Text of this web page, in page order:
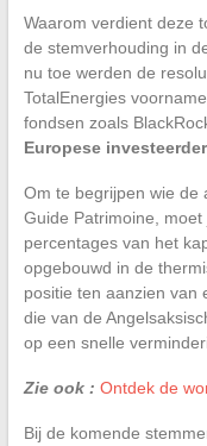
Waarom verdient deze
de stemverhouding in
nu toe werden de
TotalEnergies
fondsen zoals
Europese
Om te begrijpen wie de
Guide Patrimoine,
percentages van het
opgebouwd in de
positie ten aanzien van
die van de
op een snelle
Zie ook : Ontdek de
Bij de komende